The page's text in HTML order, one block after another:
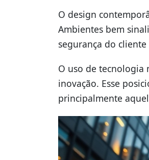
O design
Ambientes bem
segurança do
O uso de tecnologia
inovação. Esse
principalmente